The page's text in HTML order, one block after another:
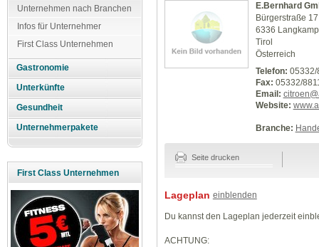
Unternehmen nach Branchen
Infos für Unternehmer
First Class Unternehmen
Gastronomie
Unterkünfte
Gesundheit
Unternehmerpakete
First Class Unternehmen
E.Bernhard
Bürgerstraße 17
6336
Tirol
Österreich
Telefon: 05332/
Fax: 05332/
Email:
Website:
Branche:
Seite drucken
Lageplan einblenden
Du kannst den Lageplan jederzeit
ACHTUNG: